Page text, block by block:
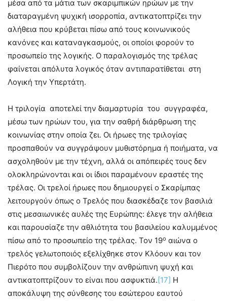
μέσα από τα μάτια των σκαριμπικών ηρώων με την
διαταραγμένη ψυχική ισορροπία, αντικατοπτρίζει την
αλήθεια που κρύβεται πίσω από τους κοινωνικούς
κανόνες και καταναγκασμούς, οι οποίοι φορούν το
προσωπείο της λογικής. Ο παραλογισμός της τρέλας
φαίνεται απόλυτα λογικός όταν αντιπαρατίθεται στη
Λογική την Υπερτάτη.
Η τριλογία αποτελεί την διαμαρτυρία του συγγραφέα,
μέσω των ηρώων του, για την σαθρή διάρθρωση της
κοινωνίας στην οποία ζει. Οι ήρωες της τριλογίας
προσπαθούν να συγγράψουν μυθιστόρημα ή ποιήματα, να
ασχοληθούν με την τέχνη, αλλά οι απόπειρές τους δεν
ολοκληρώνονται και οι ίδιοι παραμένουν εραστές της
τρέλας. Οι τρελοί ήρωες που δημιουργεί ο Σκαρίμπας
λειτουργούν όπως ο Τρελός που διασκέδαζε τον βασιλιά
στις μεσαιωνικές αυλές της Ευρώπης: έλεγε την αλήθεια
και παρουσίαζε την αθλιότητα του βασιλείου καλυμμένος
πίσω από το προσωπείο της τρέλας. Τον 19ο αιώνα ο
τρελός γελωτοποιός εξελίχθηκε στον Κλόουν και τον
Πιερότο που συμβολίζουν την ανθρώπινη ψυχή και
αντικατοπτρίζουν το είναι που ασφυκτιά. [17] Η
αποκάλυψη της σύνθεσης του εσώτερου εαυτού